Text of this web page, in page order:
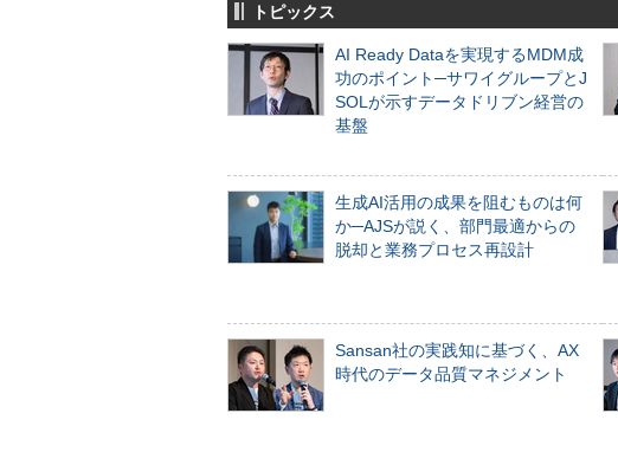
トピックス
AI Ready Dataを実現するMDM成
功のポイント─サワイグループとJ
SOLが示すデータドリブン経営の
基盤
生成AI活用の成果を阻むものは何
か─AJSが説く、部門最適からの
脱却と業務プロセス再設計
Sansan社の実践知に基づく、AX
時代のデータ品質マネジメント